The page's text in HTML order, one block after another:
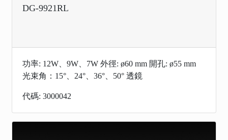
DG-9921RL
功率: 12W、9W、7W 外徑: ø60 mm 開孔: ø55 mm
光束角：15°、24°、36°、50° 透鏡
代碼: 3000042